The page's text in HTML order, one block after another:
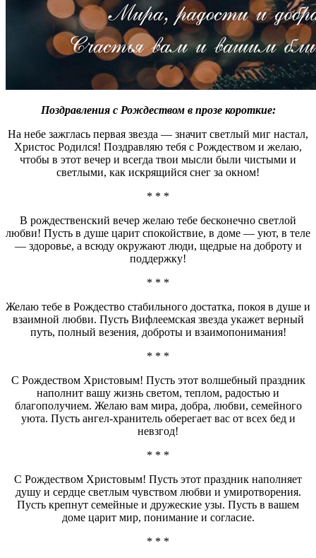
Поздравления с Рождеством в прозе короткие:
На небе зажглась первая звезда — значит светлый миг настал,
Христос Родился! Поздравляю тебя с Рождеством и желаю,
чтобы в этот вечер и всегда твои мысли были чистыми и
светлыми, как искрящийся снег за окном!
* * *
В рождественский вечер желаю тебе бесконечно светлой
любви! Пусть в душе царит спокойствие, в доме — уют, в теле
— здоровье, а всюду окружают люди, щедрые на доброту и
поддержку!
* * *
Желаю тебе в Рождество стабильного достатка, покоя в душе и
взаимной любви. Пусть Вифлеемская звезда укажет верный
путь, полный везения, доброты и взаимопонимания!
* * *
С Рождеством Христовым! Пусть этот волшебный праздник
наполнит вашу жизнь светом, теплом, радостью и
благополучием. Желаю вам мира, добра, любви, семейного
уюта. Пусть ангел-хранитель оберегает вас от всех бед и
невзгод!
* * *
С Рождеством Христовым! Пусть этот праздник наполняет
душу и сердце светлым чувством любви и умиротворения.
Пусть крепнут семейные и дружеские узы. Пусть в вашем
доме царит мир, понимание и согласие.
* * *